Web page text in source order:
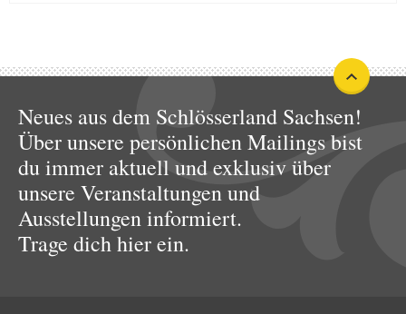
Neues aus dem Schlösserland Sachsen!
Über unsere persönlichen Mailings bist
du immer aktuell und exklusiv über
unsere Veranstaltungen und
Ausstellungen informiert.
Trage dich hier ein.